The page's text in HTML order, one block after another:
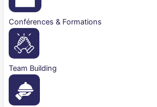
Conférences & Formations
Team Building